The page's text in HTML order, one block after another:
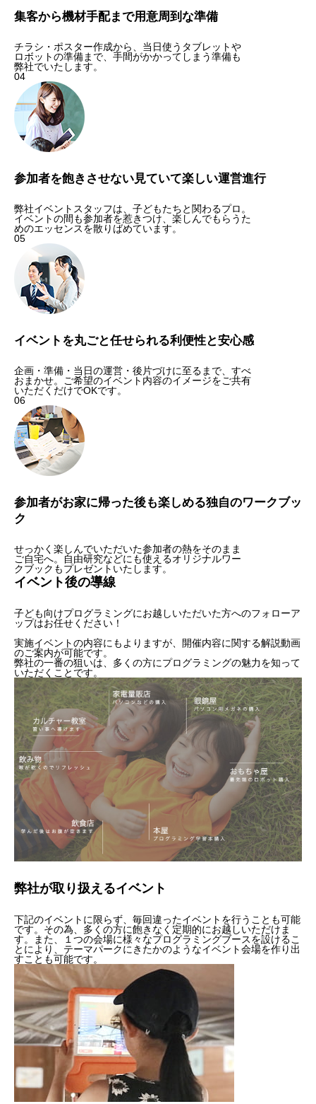
集客から機材手配まで用意周到な準備
チラシ・ポスター作成から、当日使うタブレットや
ロボットの準備まで、手間がかかってしまう準備も
弊社でいたします。
04
参加者を飽きさせない見ていて楽しい運営進行
弊社イベントスタッフは、子どもたちと関わるプロ。
イベントの間も参加者を惹きつけ、楽しんでもらうた
めのエッセンスを散りばめています。
05
イベントを丸ごと任せられる利便性と安心感
企画・準備・当日の運営・後片づけに至るまで、すべ
おまかせ。ご希望のイベント内容のイメージをご共有
いただくだけでOKです。
06
参加者がお家に帰った後も楽しめる独自のワークブッ
ク
せっかく楽しんでいただいた参加者の熱をそのまま
ご自宅へ。自由研究などにも使えるオリジナルワー
クブックもプレゼントいたします。
イベント後の導線
子ども向けプログラミングにお越しいただいた方へのフォローア
ップはお任せください！
実施イベントの内容にもよりますが、開催内容に関する解説動画
のご案内が可能です。
弊社の一番の狙いは、多くの方にプログラミングの魅力を知って
いただくことです。
弊社が取り扱えるイベント
下記のイベントに限らず、毎回違ったイベントを行うことも可能
です。その為、多くの方に飽きなく定期的にお越しいただけま
す。また、１つの会場に様々なプログラミングブースを設けるこ
とにより、テーマパークにきたかのようなイベント会場を作り出
すことも可能です。